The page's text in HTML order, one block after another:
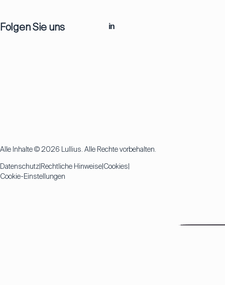
Folgen Sie uns in
Alle Inhalte © 2026 Lullius. Alle Rechte vorbehalten.
Datenschutz Rechtliche Hinweise Cookies
Cookie-Einstellungen